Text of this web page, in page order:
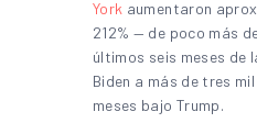
York aumentaron
212% — de poco más
últimos seis meses de
Biden a más de tres
meses bajo Trump.